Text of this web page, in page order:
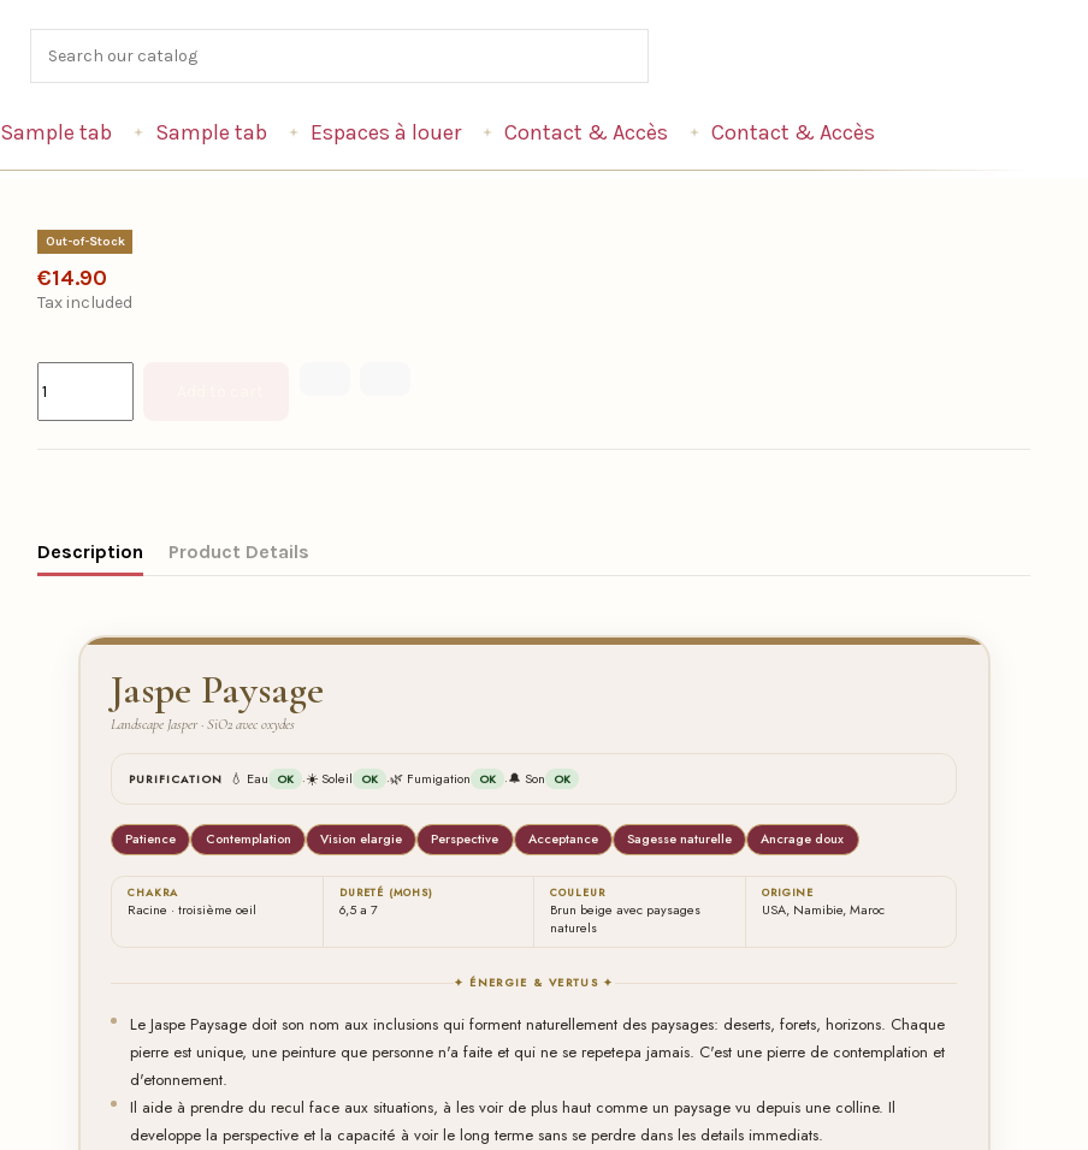
Sample tab Sample tab Espaces à louer Contact & Accès Contact & Accès
Out-of-Stock
€14.90
Tax included
Description Product Details
Jaspe Paysage
Landscape Jasper · SiO2 avec oxydes
PURIFICATION 💧 Eau OK ·☀️ Soleil OK ·🌿 Fumigation OK ·🔔 Son OK
Patience Contemplation Vision elargie Perspective Acceptance Sagesse naturelle Ancrage doux
CHAKRA
Racine · troisième oeil
DURETÉ (MOHS)
6,5 a 7
COULEUR
Brun beige avec paysages
naturels
ORIGINE
USA, Namibie, Maroc
✦ ÉNERGIE & VERTUS ✦
Le Jaspe Paysage doit son nom aux inclusions qui forment naturellement des paysages: deserts, forets, horizons. Chaque
pierre est unique, une peinture que personne n'a faite et qui ne se repetера jamais. C'est une pierre de contemplation et
d'etonnement.
Il aide à prendre du recul face aux situations, à les voir de plus haut comme un paysage vu depuis une colline. Il
developpe la perspective et la capacité à voir le long terme sans se perdre dans les details immediats.